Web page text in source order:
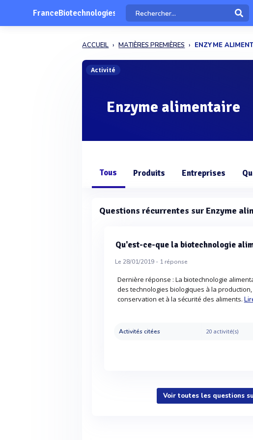
FranceBiotechnologies
ACCUEIL MATIÈRES PREMIÈRES ENZYME
Activité
Enzyme alimentaire
Tous Produits Entreprises
Questions récurrentes sur Enzyme
Qu'est-ce-que la biotechnologie
Le 28/01/2019 - 1réponse
Dernière réponse : La biotechnologie
des technologies biologiques à la
conservation et à la sécurité des aliments.
Activités citées 20 activité(s)
Voir toutes les questions